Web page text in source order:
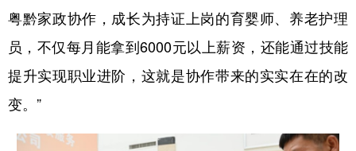
粤黔家政协作，成长为持证上岗的育婴师、养老护理
员，不仅每月能拿到6000元以上薪资，还能通过技能
提升实现职业进阶，这就是协作带来的实实在在的改
变。”